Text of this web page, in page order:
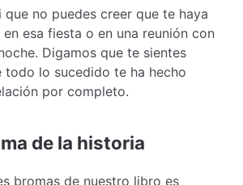
que no puedes creer que te haya
esa fiesta o en una reunión con
Digamos que te sientes
todo lo sucedido te ha hecho
por completo.
de la historia
bromas de nuestro libro es